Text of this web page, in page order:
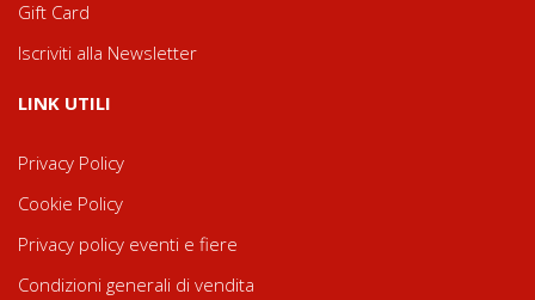
Gift Card
Iscriviti alla Newsletter
LINK UTILI
Privacy Policy
Cookie Policy
Privacy policy eventi e fiere
Condizioni generali di vendita